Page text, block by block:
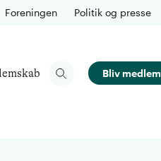
Foreningen Politik og presse
Bliv medlem